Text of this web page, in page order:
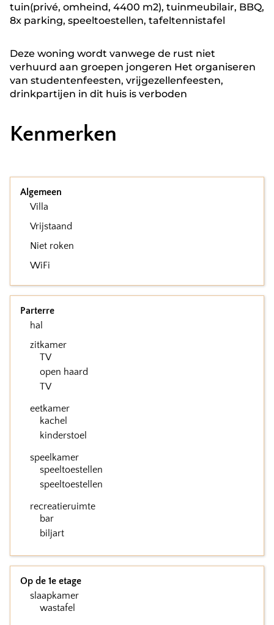
tuin(privé, omheind, 4400 m2), tuinmeubilair, BBQ,
8x parking, speeltoestellen, tafeltennistafel
Deze woning wordt vanwege de rust niet
verhuurd aan groepen jongeren Het organiseren
van studentenfeesten, vrijgezellenfeesten,
drinkpartijen in dit huis is verboden
Kenmerken
Algemeen
Villa
Vrijstaand
Niet roken
WiFi
Parterre
hal
zitkamer
TV
open haard
TV
eetkamer
kachel
kinderstoel
speelkamer
speeltoestellen
speeltoestellen
recreatieruimte
bar
biljart
Op de 1e etage
slaapkamer
wastafel